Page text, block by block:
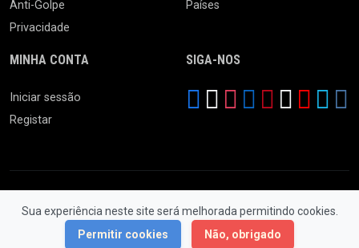
Sua experiência neste site será melhorada permitindo cookies.
Permitir cookies
Não, obrigado
Anti-Golpe
Privacidade
Países
MINHA CONTA
Iniciar sessão
Registar
SIGA-NOS
© 2026 Feira da Ladra. Todos os Direitos Reservados.